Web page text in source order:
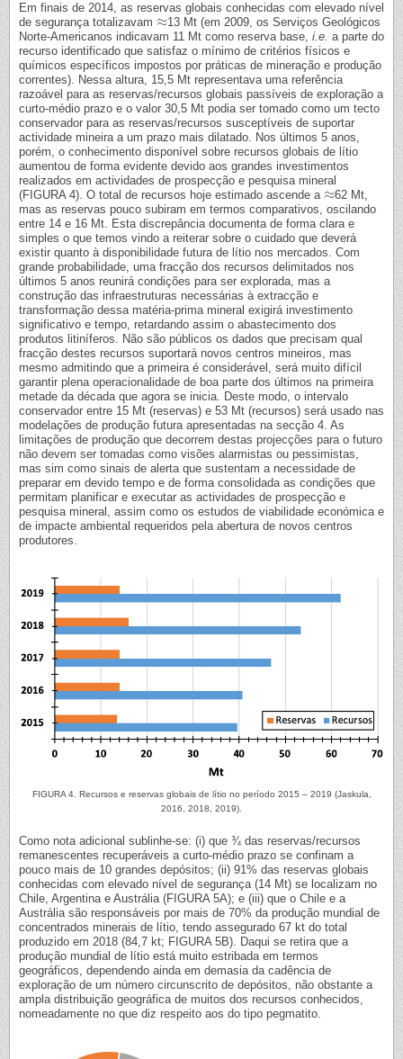
Em finais de 2014, as reservas globais conhecidas com elevado nível
de segurança totalizavam ≈
≈ 13 Mt (em 2009, os Serviços Geológicos
Norte-Americanos indicavam 11 Mt como reserva base, i.e. a parte do
recurso identificado que satisfaz o mínimo de critérios físicos e
químicos específicos impostos por práticas de mineração e produção
correntes). Nessa altura, 15,5 Mt representava uma referência
razoável para as reservas/recursos globais passíveis de exploração a
curto-médio prazo e o valor 30,5 Mt podia ser tomado como um tecto
conservador para as reservas/recursos susceptíveis de suportar
actividade mineira a um prazo mais dilatado. Nos últimos 5 anos,
porém, o conhecimento disponível sobre recursos globais de lítio
aumentou de forma evidente devido aos grandes investimentos
realizados em actividades de prospecção e pesquisa mineral
(FIGURA 4). O total de recursos hoje estimado ascende a ≈
≈ 62 Mt,
mas as reservas pouco subiram em termos comparativos, oscilando
entre 14 e 16 Mt. Esta discrepância documenta de forma clara e
simples o que temos vindo a reiterar sobre o cuidado que deverá
existir quanto à disponibilidade futura de lítio nos mercados. Com
grande probabilidade, uma fracção dos recursos delimitados nos
últimos 5 anos reunirá condições para ser explorada, mas a
construção das infraestruturas necessárias à extracção e
transformação dessa matéria-prima mineral exigirá investimento
significativo e tempo, retardando assim o abastecimento dos
produtos litiníferos. Não são públicos os dados que precisam qual
fracção destes recursos suportará novos centros mineiros, mas
mesmo admitindo que a primeira é considerável, será muito difícil
garantir plena operacionalidade de boa parte dos últimos na primeira
metade da década que agora se inicia. Deste modo, o intervalo
conservador entre 15 Mt (reservas) e 53 Mt (recursos) será usado nas
modelações de produção futura apresentadas na secção 4. As
limitações de produção que decorrem destas projecções para o futuro
não devem ser tomadas como visões alarmistas ou pessimistas,
mas sim como sinais de alerta que sustentam a necessidade de
preparar em devido tempo e de forma consolidada as condições que
permitam planificar e executar as actividades de prospecção e
pesquisa mineral, assim como os estudos de viabilidade económica e
de impacte ambiental requeridos pela abertura de novos centros
produtores.
FIGURA 4. Recursos e reservas globais de lítio no período 2015 – 2019 (Jaskula,
2016, 2018, 2019).
Como nota adicional sublinhe-se: (i) que ¾ das reservas/recursos
remanescentes recuperáveis a curto-médio prazo se confinam a
pouco mais de 10 grandes depósitos; (ii) 91% das reservas globais
conhecidas com elevado nível de segurança (14 Mt) se localizam no
Chile, Argentina e Austrália (FIGURA 5A); e (iii) que o Chile e a
Austrália são responsáveis por mais de 70% da produção mundial de
concentrados minerais de lítio, tendo assegurado 67 kt do total
produzido em 2018 (84,7 kt; FIGURA 5B). Daqui se retira que a
produção mundial de lítio está muito estribada em termos
geográficos, dependendo ainda em demasia da cadência de
exploração de um número circunscrito de depósitos, não obstante a
ampla distribuição geográfica de muitos dos recursos conhecidos,
nomeadamente no que diz respeito aos do tipo pegmatito.